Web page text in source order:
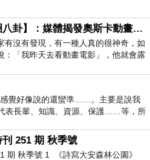
闕”它的宮殿裏來進行休養生息。經
並且充沛，人也就可以健健康康壯
在肚臍眼上，不需要進行任何揉動，
按壓的力度就可壯陽藥推薦 以
果感覺壓得太緊就放壹放，如果感到
前按壓 15-20 分鐘就行
【電影圈八卦】：媒體揭發奧斯卡動畫項目投票醜聞！好萊塢為什麼看不起動畫電影？
有沒有發現，有一種人真的很神奇，如
：「我昨天去看動畫電影」，他就會露
的微笑，然後問你是不是陪小
覺好像說的還蠻準……。主要是說我
表長輩、知識、資源、保護……等，所
251 期 秋季號
期 秋季號 1 《詩寫大安森林公園》